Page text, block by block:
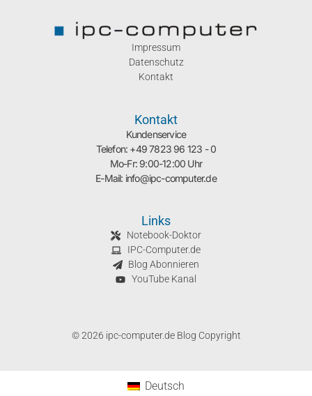
Impressum
Datenschutz
Kontakt
Kontakt
Kundenservice
Telefon: +49 7823 96 123 - 0
Mo-Fr: 9:00-12:00 Uhr
E-Mail: info@ipc-computer.de
Links
Notebook-Doktor
IPC-Computer.de
Blog Abonnieren
YouTube Kanal
© 2026 ipc-computer.de Blog Copyright
Deutsch